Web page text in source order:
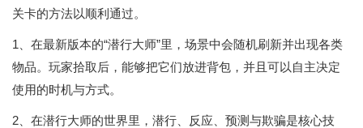
关卡的方法以顺利通过。
1、在最新版本的“潜行大师”里，场景中会随机刷新并出现各类
物品。玩家拾取后，能够把它们放进背包，并且可以自主决定
使用的时机与方式。
2、在潜行大师的世界里，潜行、反应、预测与欺骗是核心技